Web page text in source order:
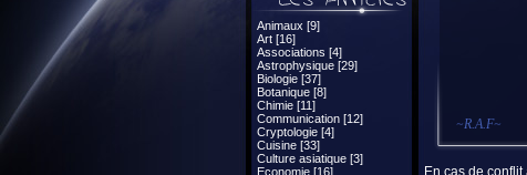
Animaux [9]
Art [16]
Associations [4]
Astrophysique [29]
Biologie [37]
Botanique [8]
Chimie [11]
Communication [12]
Cryptologie [4]
Cuisine [33]
Culture asiatique [3]
Economie [16]
~R.A.F~
En cas de